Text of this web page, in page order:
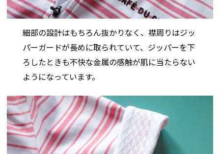
細部の設計はもちろん抜かりなく、襟周りはジッ
パーガードが長めに取られていて、ジッパーを下
ろしたときも不快な金属の感触が肌に当たらない
ようになっています。